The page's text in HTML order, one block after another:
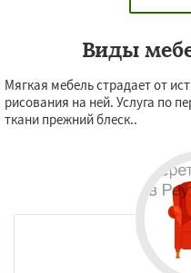
Виды
Мягкая мебель страдает от
рисования на ней. Услуга по
ткани прежний блеск..